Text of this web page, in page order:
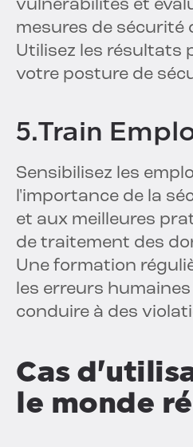
vulnérabilités et
mesures de sécurité
Utilisez les résultats
votre posture de
5.Train
Sensibilisez les
l'importance de la
et aux meilleures
de traitement des
Une formation
les erreurs
conduire à des
Cas
le monde